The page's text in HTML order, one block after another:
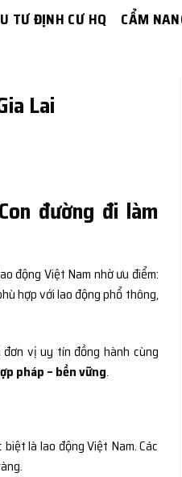
TƯ ĐỊNH CƯ HQ CẨM
Lai
đường đi làm
động Việt Nam nhờ ưu điểm:
hợp với lao động phổ thông,
vị uy tín đồng hành cùng
pháp – bền vững.
là lao động Việt Nam. Các